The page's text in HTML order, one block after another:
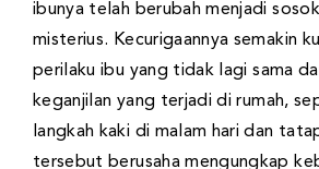
ibunya telah berubah menjadi
misterius. Kecurigaannya semakin
perilaku ibu yang tidak lagi sama
keganjilan yang terjadi di rumah,
langkah kaki di malam hari dan
tersebut berusaha mengungkap